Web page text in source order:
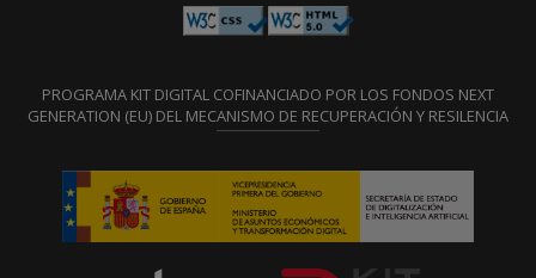
PROGRAMA KIT DIGITAL COFINANCIADO POR LOS FONDOS NEXT
GENERATION (EU) DEL MECANISMO DE RECUPERACIÓN Y RESILENCIA